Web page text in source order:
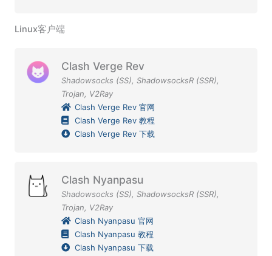
Linux客户端
Clash Verge Rev
Shadowsocks (SS), ShadowsocksR (SSR),
Trojan, V2Ray
Clash Verge Rev 官网
Clash Verge Rev 教程
Clash Verge Rev 下载
Clash Nyanpasu
Shadowsocks (SS), ShadowsocksR (SSR),
Trojan, V2Ray
Clash Nyanpasu 官网
Clash Nyanpasu 教程
Clash Nyanpasu 下载